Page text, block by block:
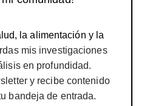
la alimentación y la
mis investigaciones
en profundidad.
y recibe contenido
bandeja de entrada.